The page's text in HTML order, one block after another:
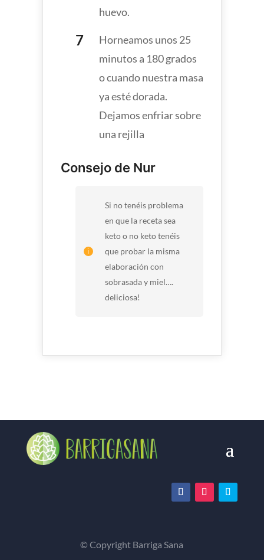
huevo.
Horneamos unos 25
minutos a 180 grados
o cuando nuestra masa
ya esté dorada.
Dejamos enfriar sobre
una rejilla
Consejo de Nur
Si no tenéis problema
en que la receta sea
keto o no keto tenéis
que probar la misma
elaboración con
sobrasada y miel….
deliciosa!
© Copyright Barriga Sana